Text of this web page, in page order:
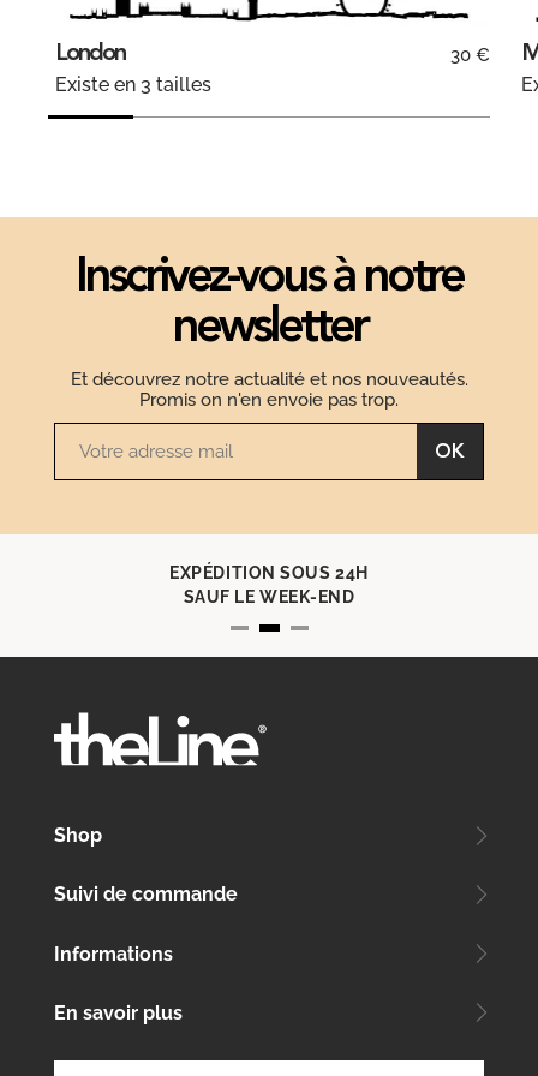
London 30 €
Existe en 3 tailles
Inscrivez-vous à notre
newsletter
Et découvrez notre actualité et nos nouveautés.
Promis on n'en envoie pas trop.
OK
EXPÉDITION SOUS 24H
SAUF LE WEEK-END
Shop
Suivi de commande
Informations
En savoir plus